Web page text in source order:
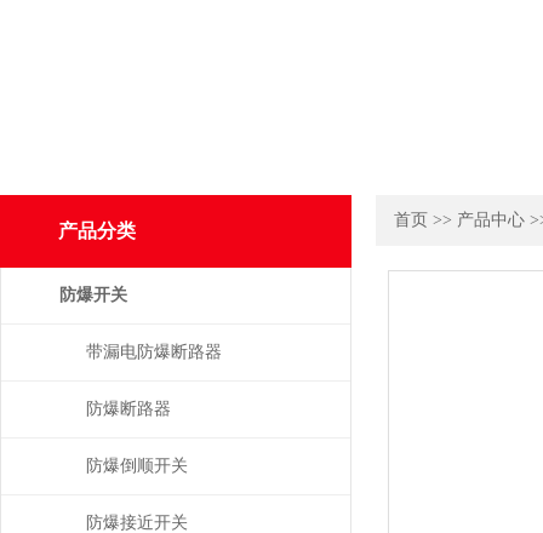
首页 >> 产品中心
产品分类
防爆开关
带漏电防爆断路器
防爆断路器
防爆倒顺开关
防爆接近开关